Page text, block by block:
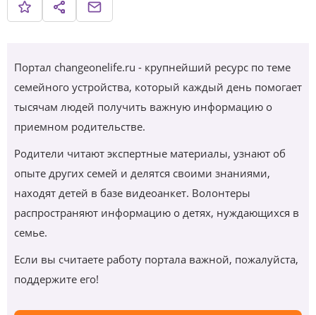
Портал changeonelife.ru - крупнейший ресурс по теме
семейного устройства, который каждый день помогает
тысячам людей получить важную информацию о
приемном родительстве.
Родители читают экспертные материалы, узнают об
опыте других семей и делятся своими знаниями,
находят детей в базе видеоанкет. Волонтеры
распространяют информацию о детях, нуждающихся в
семье.
Если вы считаете работу портала важной, пожалуйста,
поддержите его!